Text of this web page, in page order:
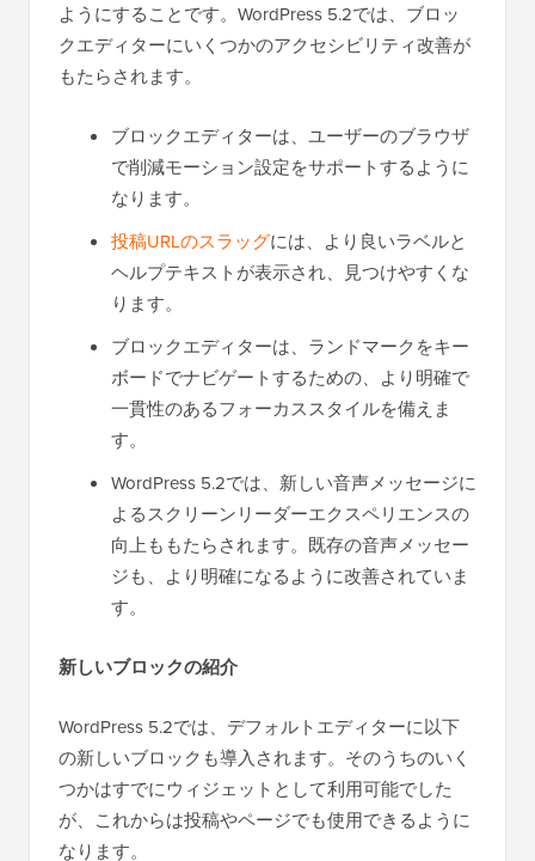
ようにすることです。WordPress 5.2では、ブロッ
クエディターにいくつかのアクセシビリティ改善が
もたらされます。
ブロックエディターは、ユーザーのブラウザ
で削減モーション設定をサポートするように
なります。
投稿URLのスラッグには、より良いラベルと
ヘルプテキストが表示され、見つけやすくな
ります。
ブロックエディターは、ランドマークをキー
ボードでナビゲートするための、より明確で
一貫性のあるフォーカススタイルを備えま
す。
WordPress 5.2では、新しい音声メッセージに
よるスクリーンリーダーエクスペリエンスの
向上ももたらされます。既存の音声メッセー
ジも、より明確になるように改善されていま
す。
新しいブロックの紹介
WordPress 5.2では、デフォルトエディターに以下
の新しいブロックも導入されます。そのうちのいく
つかはすでにウィジェットとして利用可能でした
が、これからは投稿やページでも使用できるように
なります。